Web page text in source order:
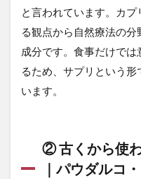
④ 腸
とビ
タミ
ンの
関係
｜ビ
オチ
る理
由
と言われています。カ
る観点から自然療法の
成分です。食事だけで
るため、サプリという
います。
② 古くから使
｜パウダルコ